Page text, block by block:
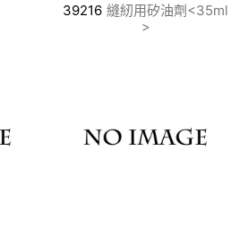
39216 縫紉用矽油劑<35ml
>